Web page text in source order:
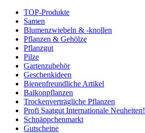
TOP-Produkte
Samen
Blumenzwiebeln & -knollen
Pflanzen & Gehölze
Pflanzgut
Pilze
Gartenzubehör
Geschenkideen
Bienenfreundliche Artikel
Balkonpflanzen
Trockenverträgliche Pflanzen
Profi Saatgut Internationale Neuheiten!
Schnäppchenmarkt
Gutscheine